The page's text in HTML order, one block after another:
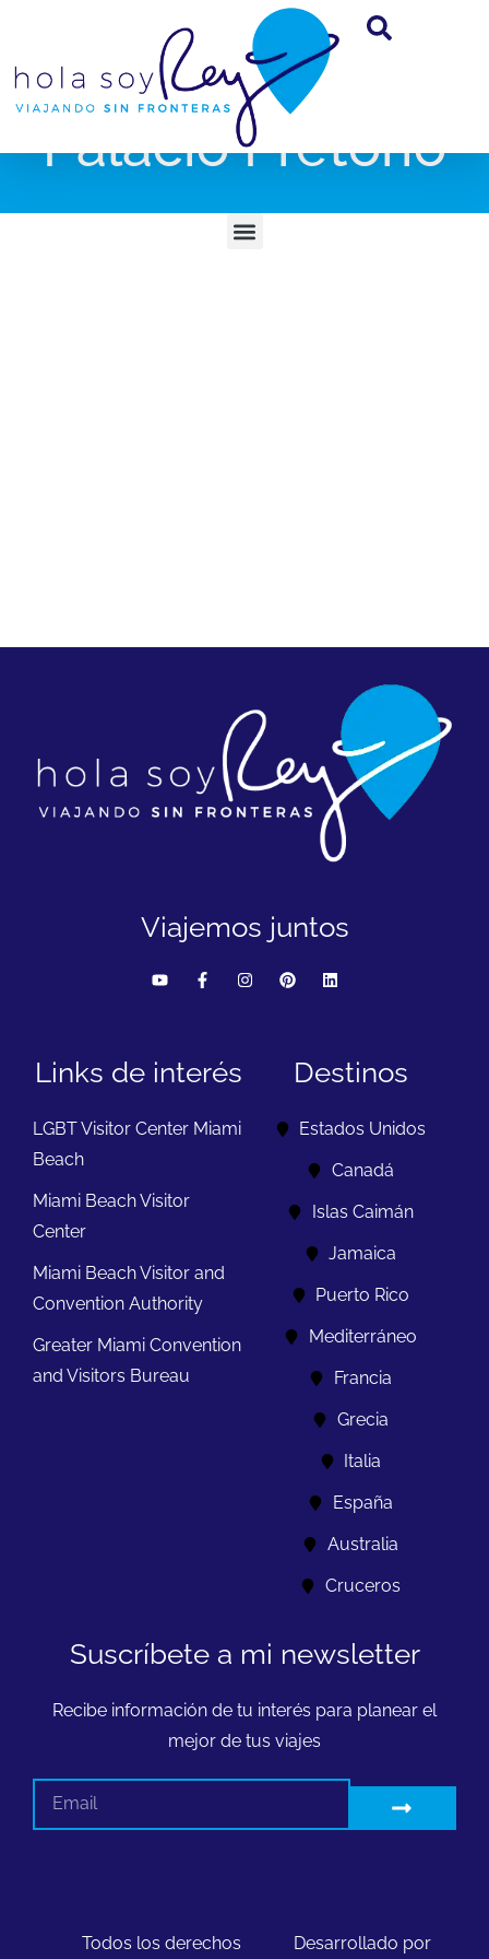
Palacio Pretorio
Viajemos juntos
Links de interés
LGBT Visitor Center Miami
Beach
Miami Beach Visitor
Center
Miami Beach Visitor and
Convention Authority
Greater Miami Convention
and Visitors Bureau
Destinos
Estados Unidos
Canadá
Islas Caimán
Jamaica
Puerto Rico
Mediterráneo
Francia
Grecia
Italia
España
Australia
Cruceros
Suscríbete a mi newsletter
Recibe información de tu interés para planear el
mejor de tus viajes
Todos los derechos Desarrollado por